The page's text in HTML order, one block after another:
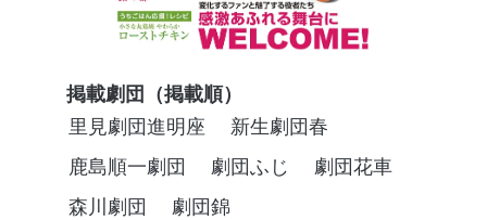
掲載劇団（掲載順）
里見劇団進明座
新生劇団春
鹿島順一劇団
劇団ふじ
劇団花車
森川劇団
劇団錦